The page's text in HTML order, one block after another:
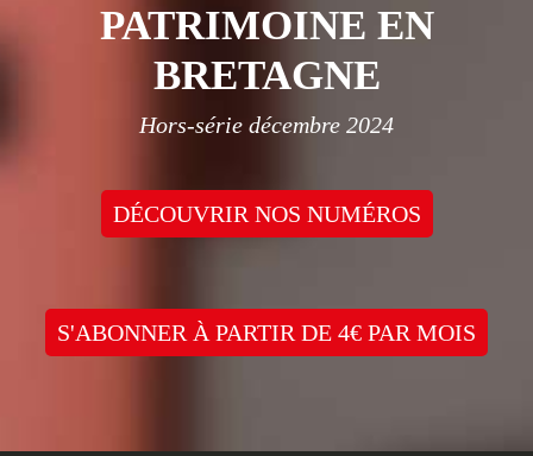
PATRIMOINE EN
BRETAGNE
Hors-série décembre 2024
DÉCOUVRIR NOS NUMÉROS
S'ABONNER À PARTIR DE 4€ PAR MOIS